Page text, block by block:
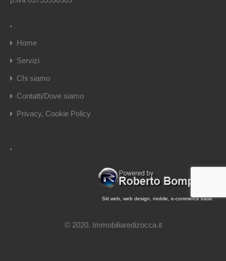
.
Home
Servizi
Chi siamo
Contatti/Dove siamo
Privacy, Cookie Policy
.
Siti web, web design, mobile, e-commerce base.
© 2020. Immobiliaredizocca.it